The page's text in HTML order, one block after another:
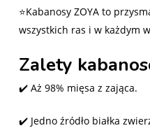
⭐Kabanosy ZOYA to
wszystkich ras i w każdym
Zalety
✔️ Aż 98% mięsa z zająca.
✔️ Jedno źródło białka